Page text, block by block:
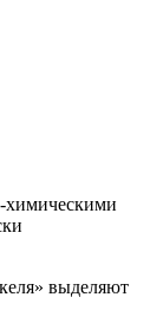
выделяют